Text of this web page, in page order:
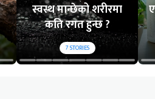
स्वस्थ मान्छेको शरीरमा
कति रगत हुन्छ ?
7STORIES